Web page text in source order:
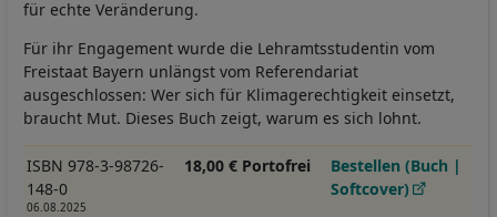
für echte Veränderung.
Für ihr Engagement wurde die Lehramtsstudentin vom
Freistaat Bayern unlängst vom Referendariat
ausgeschlossen: Wer sich für Klimagerechtigkeit einsetzt,
braucht Mut. Dieses Buch zeigt, warum es sich lohnt.
ISBN 978-3-98726-
148-0
06.08.2025
18,00 € Portofrei
Bestellen (Buch |
Softcover)